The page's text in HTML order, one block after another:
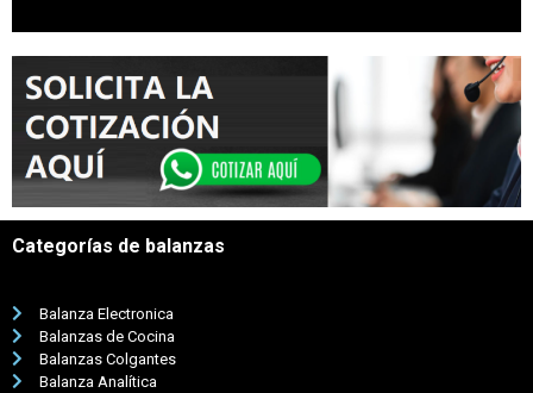
Categorías de balanzas
Balanza Electronica
Balanzas de Cocina
Balanzas Colgantes
Balanza Analítica